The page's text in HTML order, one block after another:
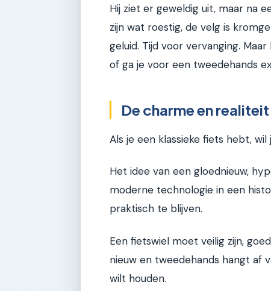
Hij ziet er geweldig uit, maar na
zijn wat roestig, de velg is
geluid. Tijd voor vervanging.
of ga je voor een tweedehands
De charme en
Als je een klassieke fiets hebt,
Het idee van een gloednieuw,
moderne technologie in een
praktisch te blijven.
Een fietswiel moet veilig zijn,
nieuw en tweedehands hangt af
wilt houden.